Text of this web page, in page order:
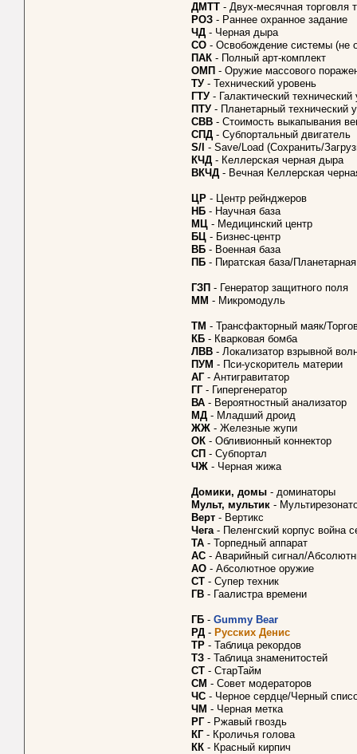
ДМТТ - Двух-месячная торговля
РОЗ - Раннее охранное задание
ЧД - Черная дыра
СО - Освобождение системы (не
ПАК - Полный арт-комплект
ОМП - Оружие массового
ТУ - Технический уровень
ГТУ - Галактический технический
ПТУ - Планетарный технический
СВВ - Стоимость выкапывания
СПД - Субпортальный двигатель
S/l - Save/Load (Сохранить/
КЧД - Келлерская черная дыра
ВКЧД - Вечная Келлерская
ЦР - Центр рейнджеров
НБ - Научная база
МЦ - Медицинский центр
БЦ - Бизнес-центр
ВБ - Военная база
ПБ - Пиратская база/
ГЗП - Генератор защитного поля
ММ - Микромодуль
ТМ - Трансфакторный маяк/
КБ - Кварковая бомба
ЛВВ - Локализатор взрывной
ПУМ - Пси-ускоритель материи
АГ- Антигравитатор
ГГ- Гипергенератор
ВА - Вероятностный анализатор
МД - Младший дроид
ЖЖ - Железные жупи
ОК - Обливионный коннектор
СП - Субпортал
ЧЖ - Черная жижа
Домики, домы - доминаторы
Мульт, мультик -
Верт - Вертикс
Чега- Пеленгский корпус война
ТА - Торпедный аппарат
АС - Аварийный сигнал/
АО - Абсолютное оружие
СТ - Супер техник
ГВ - Гаалистра времени
ГБ - Gummy Bear
РД - Русских Денис
ТР - Таблица рекордов
ТЗ - Таблица знаменитостей
СТ - СтарТайм
СМ - Совет модераторов
ЧС - Черное сердце/Черный
ЧМ - Черная метка
РГ- Ржавый гвоздь
КГ- Кроличья голова
КК - Красный кирпич